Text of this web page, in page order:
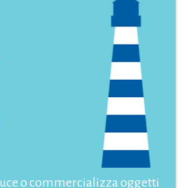
o commercializza oggetti